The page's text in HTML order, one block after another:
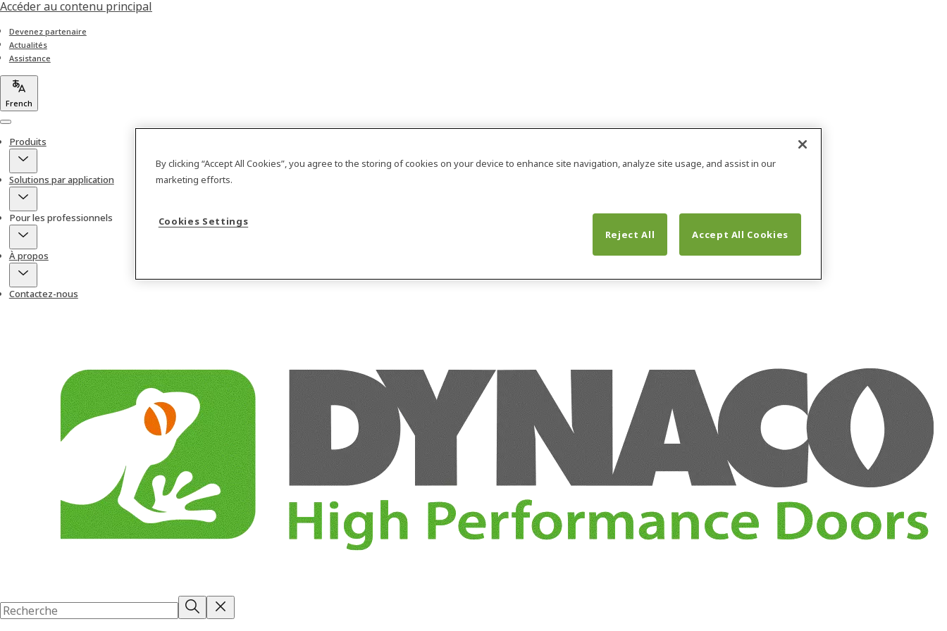
Accéder au contenu principal
Devenez partenaire
Actualités
Assistance
French
Menu
Produits
Solutions par application
Pour les professionnels
À propos
Contactez-nous
By clicking “Accept All Cookies”, you agree to the storing of cookies on your device to enhance site navigation, analyze site usage, and assist in our
marketing efforts.
Cookies Settings
Reject All
Accept All Cookies